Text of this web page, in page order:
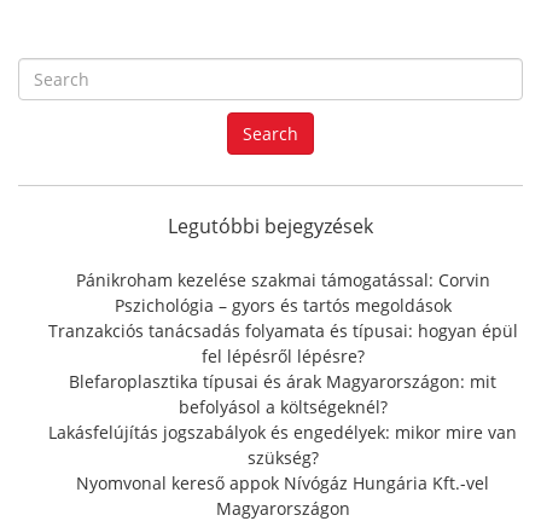
e
a
r
f
r
:
Search
Legutóbbi bejegyzések
Pánikroham kezelése szakmai támogatással: Corvin
Pszichológia – gyors és tartós megoldások
Tranzakciós tanácsadás folyamata és típusai: hogyan épül
fel lépésről lépésre?
Blefaroplasztika típusai és árak Magyarországon: mit
befolyásol a költségeknél?
Lakásfelújítás jogszabályok és engedélyek: mikor mire van
szükség?
Nyomvonal kereső appok Nívógáz Hungária Kft.-vel
Magyarországon